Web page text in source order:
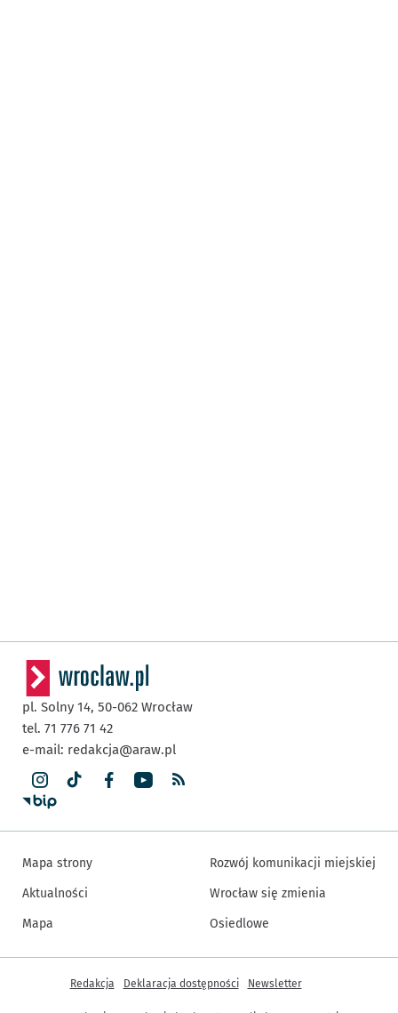
pl. Solny 14, 50-062 Wrocław
tel. 71 776 71 42
e-mail: redakcja@araw.pl
Mapa strony
Aktualności
Mapa
Rozwój komunikacji miejskiej
Wrocław się zmienia
Osiedlowe
Inne informacje
Redakcja Deklaracja dostępności Newsletter